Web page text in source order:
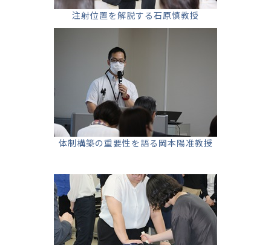
注射位置を解説する石原慎教授
体制構築の重要性を語る岡本陽准教授